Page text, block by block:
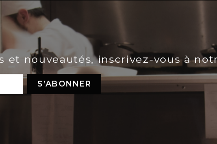
et nouveautés, inscrivez-vous à